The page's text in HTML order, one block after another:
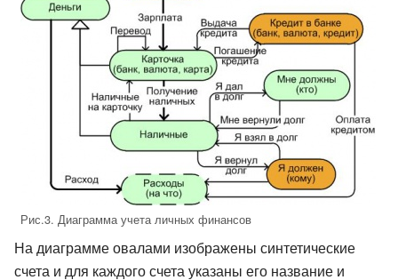
Рис.3. Диаграмма учета личных финансов
На диаграмме овалами изображены синтетические
счета и для каждого счета указаны его название и